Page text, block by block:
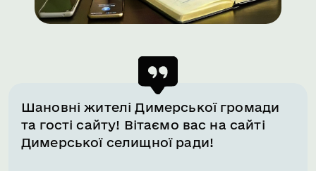
Шановні жителі Димерської громади
та гості сайту! Вітаємо вас на сайті
Димерської селищної ради!